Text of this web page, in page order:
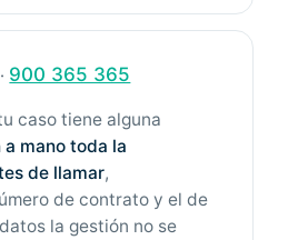
· 900 365 365
caso tiene alguna
a mano toda la
de llamar,
de contrato y el de
la gestión no se